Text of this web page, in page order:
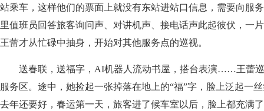
站乘车，这样他们的票面上就没有东站进站口信息，需要向服
里值班员回答旅客询问声、对讲机声、接电话声此起彼伏，一
王蕾才从忙碌中抽身，开始对其他服务点的巡视。
送春联，送福字，AI机器人流动书屋，搭台表演……王蕾巡
服务区。途中，她捡起一张掉落在地上的“福”字，脸上泛起一
去年还要好，春运第一天，旅客进了候车室以后，脸上都充满